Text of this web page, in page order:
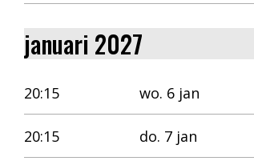
januari 2027
20:15 wo. 6 jan
20:15 do. 7 jan